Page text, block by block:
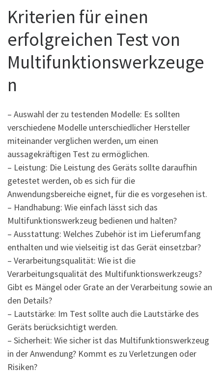
Kriterien für einen
erfolgreichen Test von
Multifunktionswerkzeuge
n
– Auswahl der zu testenden Modelle: Es sollten
verschiedene Modelle unterschiedlicher Hersteller
miteinander verglichen werden, um einen
aussagekräftigen Test zu ermöglichen.
– Leistung: Die Leistung des Geräts sollte daraufhin
getestet werden, ob es sich für die
Anwendungsbereiche eignet, für die es vorgesehen ist.
– Handhabung: Wie einfach lässt sich das
Multifunktionswerkzeug bedienen und halten?
– Ausstattung: Welches Zubehör ist im Lieferumfang
enthalten und wie vielseitig ist das Gerät einsetzbar?
– Verarbeitungsqualität: Wie ist die
Verarbeitungsqualität des Multifunktionswerkzeugs?
Gibt es Mängel oder Grate an der Verarbeitung sowie an
den Details?
– Lautstärke: Im Test sollte auch die Lautstärke des
Geräts berücksichtigt werden.
– Sicherheit: Wie sicher ist das Multifunktionswerkzeug
in der Anwendung? Kommt es zu Verletzungen oder
Risiken?